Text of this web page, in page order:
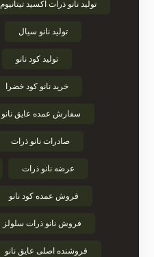
تولید نانو ذرات اکسید تیتانیوم
تولید نانو سیال
تولید کود نانو
خرید نانو کود خضرا
سفارش عمده عایق نانو
صادرات نانو ذرات
عرضه نانو ذرات
فروش عمده کود نانو
فروش نانو ذرات سلولز
فروشنده اصلی عایق نانو